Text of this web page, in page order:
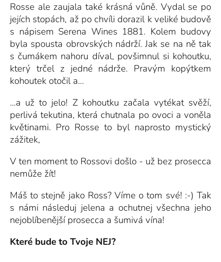
Rosse ale zaujala také krásná vůně. Vydal se po
jejích stopách, až po chvíli dorazil k veliké budově
s nápisem Serena Wines 1881. Kolem budovy
byla spousta obrovských nádrží. Jak se na ně tak
s čumákem nahoru díval, povšimnul si kohoutku,
který trčel z jedné nádrže. Pravým kopýtkem
kohoutek otočil a...
...a už to jelo! Z kohoutku začala vytékat svěží,
perlivá tekutina, která chutnala po ovoci a voněla
květinami. Pro Rosse to byl naprosto mystický
zážitek,
V ten moment to Rossovi došlo - už bez prosecca
nemůže žít!
Máš to stejně jako Ross? Víme o tom své! :-) Tak
s námi následuj jelena a ochutnej všechna jeho
nejoblíbenější prosecca a šumivá vína!
Které bude to Tvoje NEJ?